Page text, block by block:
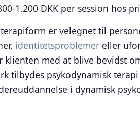
1.200 DKK per session hos
er velegnet til
identitetsproblemer eller
med at blive bevidst
tilbydes psykodynamisk
i dynamisk